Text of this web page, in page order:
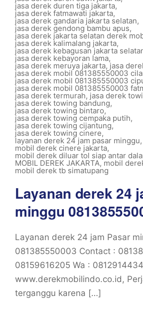
jasa derek duren tiga jakarta,
jasa derek fatmawati jakarta,
jasa derek gandaria jakarta selatan,
jasa derek gendong bambu apus,
jasa derek jakarta selatan derek
jasa derek kalimalang jakarta,
jasa derek kebagusan jakarta
jasa derek kebayoran lama,
jasa derek meruya jakarta,jasa
jasa derek mobil 081385550003
jasa derek mobil 081385550003
jasa derek mobil 081385550003
jasa derek termurah, jasa derek
jasa derek towing bandung,
jasa derek towing bintaro,
jasa derek towing cempaka putih,
jasa derek towing cijantung,
jasa derek towing cinere,
layanan derek 24 jam pasar minggu,
mobil derek cinere jakarta,
mobil derek diluar tol siap antar
MOBIL DEREK JAKARTA,mobil
mobil derek tb simatupang
Layanan derek 24
minggu
Layanan derek 24 jam Pasar
081385550003 Contact :
08159616205 Wa :
www.derekmobilindo.co.id,
terganggu karena […]